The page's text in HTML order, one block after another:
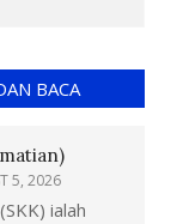
BACA
5, 2026
ialah